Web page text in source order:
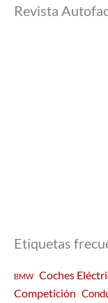
Revista
Etiquetas
BMW
Coches
Competición